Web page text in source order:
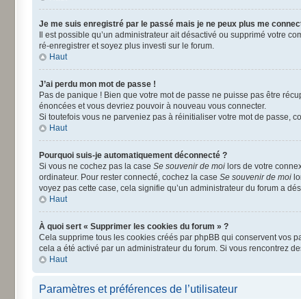
Je me suis enregistré par le passé mais je ne peux plus me
Il est possible qu’un administrateur ait désactivé ou supprimé votre
ré-enregistrer et soyez plus investi sur le forum.
Haut
J’ai perdu mon mot de passe !
Pas de panique ! Bien que votre mot de passe ne puisse pas être
énoncées et vous devriez pouvoir à nouveau vous connecter.
Si toutefois vous ne parveniez pas à réinitialiser votre mot de passe,
Haut
Pourquoi suis-je automatiquement déconnecté ?
Si vous ne cochez pas la case Se souvenir de moi lors de votre
ordinateur. Pour rester connecté, cochez la case Se souvenir de moi
voyez pas cette case, cela signifie qu’un administrateur du forum a
Haut
À quoi sert « Supprimer les cookies du forum » ?
Cela supprime tous les cookies créés par phpBB qui conservent vos
cela a été activé par un administrateur du forum. Si vous rencontrez
Haut
Paramètres et préférences de l’utilisateur